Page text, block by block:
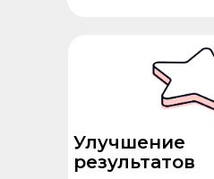
Улучшение
результатов